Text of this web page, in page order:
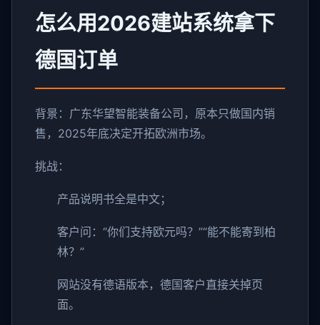
怎么用2026建站系统拿下
德国订单
背景：广东华望智能装备公司，原本只做国内销
售，2025年底决定开拓欧洲市场。
挑战：
产品说明书全是中文；
客户问：“你们支持欧元吗？”“能不能寄到柏
林？”
网站没有德语版本，德国客户直接关掉页
面。